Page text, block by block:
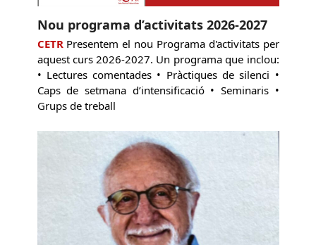
Nou programa d’activitats 2026-2027
CETR Presentem el nou Programa d'activitats per
aquest curs 2026-2027. Un programa que inclou:
• Lectures comentades • Pràctiques de silenci •
Caps de setmana d’intensificació • Seminaris •
Grups de treball